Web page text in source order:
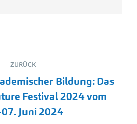
ZURÜCK
Vorheriger
Beitrag:
Bildung: Das
Festival 2024 vom
Juni 2024